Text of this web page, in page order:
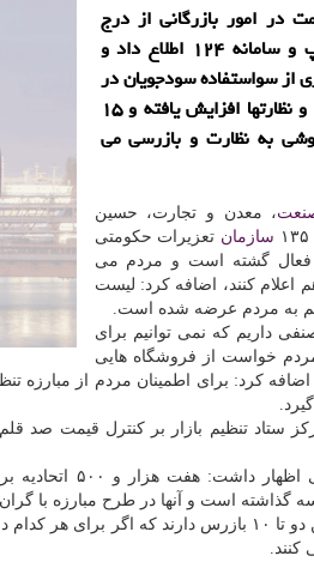
در امور بازرگانی از درج
قیمت كالاهای اساسی در اپلیكیشن آپ و سامانه ۱۲۴ اطلاع داد و
از سواستفاده سودجویان در
اجرای طرح اصلاح قیمت بنزین، بازرسی و نظارتها افزایش یافته و ۱۵
به نظارت و بازرسی می
، معدن و تجارت، حسین
سازمان تعزیرات حكومتی
فعال گشته است و مردم می
اعلام كنند، اضافه كرد: لیست
هم به مردم عرضه شده است.
داریم كه نمی توانیم برای
مردم خواست از فروشگاه هایی
كرد: برای اطمینان مردم از مبارزه
ستاد تنظیم بازار بر كنترل قیمت صد
برای سه میلیون واحد صنفی وجود دارد كه اتاق
گذاشته است و آنها در طرح مبارزه با
كنند.